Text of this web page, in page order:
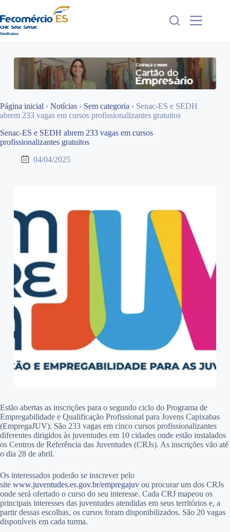
para
o
conteúdo
Página inicial › Notícias › Sem categoria › Senac-ES e SEDH
abrem 233 vagas em cursos profissionalizantes gratuitos
Senac-ES e SEDH abrem 233 vagas em cursos
profissionalizantes gratuitos
04/04/2025
Estão abertas as inscrições para o segundo ciclo do Programa de
Empregabilidade e Qualificação Profissional para Jovens Capixabas
(EmpregaJUV). São 233 vagas em cinco cursos profissionalizantes
diferentes dirigidos às juventudes em 10 cidades onde estão instalados
os Centros de Referência das Juventudes (CRJs). As inscrições vão até
o dia 28 de abril.
Os interessados poderão se inscrever pelo
site www.juventudes.es.gov.br/empregajuv ou procurar um dos CRJs
onde será ofertado o curso do seu interesse. Cada CRJ mapeou os
principais interesses das juventudes atendidas em seus territórios e, a
partir dessas escolhas, os cursos foram disponibilizados. São 20 vagas
disponíveis em cada turma.